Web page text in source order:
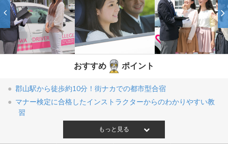
おすすめ ポイント
郡山駅から徒歩約10分！街ナカでの都市型合宿
マナー検定に合格したインストラクターからのわかりやすい教
習
もっと見る